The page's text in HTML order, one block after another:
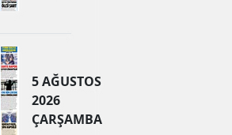
5 AĞUSTOS
2026
ÇARŞAMBA